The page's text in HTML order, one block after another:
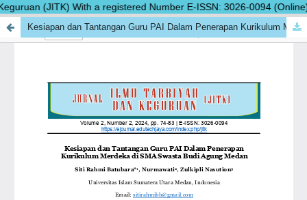
(JITK) With a registered Number E-ISSN: 3026-0094
Kesiapan dan Tantangan Guru PAI Dalam Penerapan Kurikulum Merdeka di SMA Swasta Budi Agung Medan